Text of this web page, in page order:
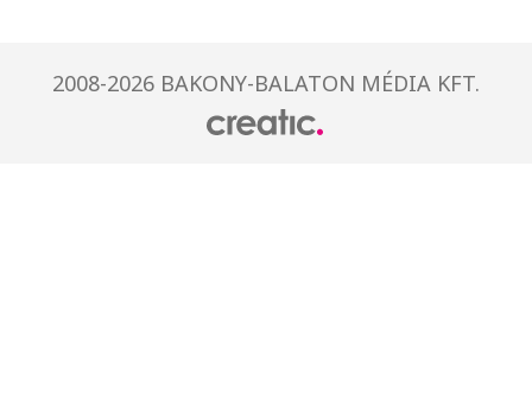
2008-2026 BAKONY-BALATON MÉDIA KFT.